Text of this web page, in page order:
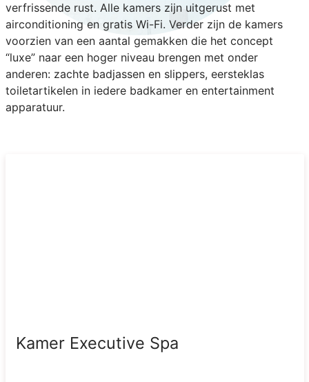
verfrissende rust. Alle kamers zijn uitgerust met
airconditioning en gratis Wi-Fi. Verder zijn de kamers
voorzien van een aantal gemakken die het concept
“luxe” naar een hoger niveau brengen met onder
anderen: zachte badjassen en slippers, eersteklas
toiletartikelen in iedere badkamer en entertainment
apparatuur.
Kamer Executive Spa